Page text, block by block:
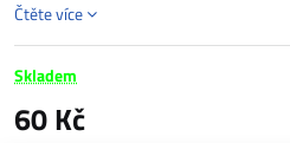
Čtěte více
Skladem
60 Kč